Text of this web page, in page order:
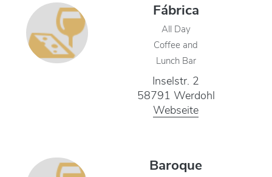
Fábrica
All Day
Coffee and
Lunch Bar
Inselstr. 2
58791 Werdohl
Webseite
Baroque